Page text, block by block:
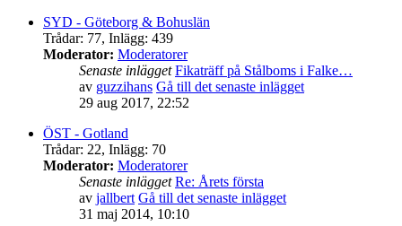
SYD - Göteborg & Bohuslän
Trådar: 77, Inlägg: 439
Moderator: Moderatorer
Senaste inlägget Fikaträff på Stålboms i Falke…
av guzzihans Gå till det senaste inlägget
29 aug 2017, 22:52
ÖST - Gotland
Trådar: 22, Inlägg: 70
Moderator: Moderatorer
Senaste inlägget Re: Årets första
av jallbert Gå till det senaste inlägget
31 maj 2014, 10:10